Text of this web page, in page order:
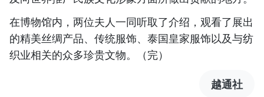
在博物馆内，两位夫人一同听取了介绍，观看了展出
的精美丝绸产品、传统服饰、泰国皇家服饰以及与纺
织业相关的众多珍贵文物。（完）
越通社